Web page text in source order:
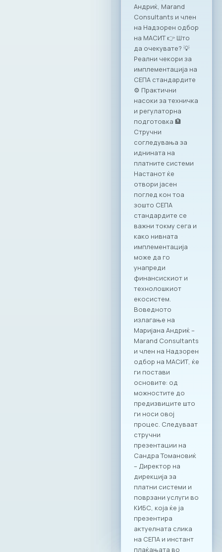
неформалната
економија во РСМ“.
Потпишувањето
беше дел од
годишната
конференција на
Министерството за
финансии, која
оваа година се
одржа под
насловот:
„Формализирање
економија: Преку
соработка до
Дигитализацијата
како одговор на
неформалната
економија
Учеството на
МАСИТ на оваа
конференција ја
нагласува
неопходноста од
ИКТ секторот како
примарен партнер
во процесите на
реформирање на
економскиот
систем. Како
претставници на
најдинамичната
индустрија, МАСИТ
цврсто стои на
ставот дека
технологијата е
најефикасната
алатка за
воспоставување
на ред,
фер конкуренција
на пазарот.
Официјализирањет
о на оваа
соработка преку
Декларацијата е
потврда за
заложбите на ИКТ
заедницата за
системски промени
кои ќе ги